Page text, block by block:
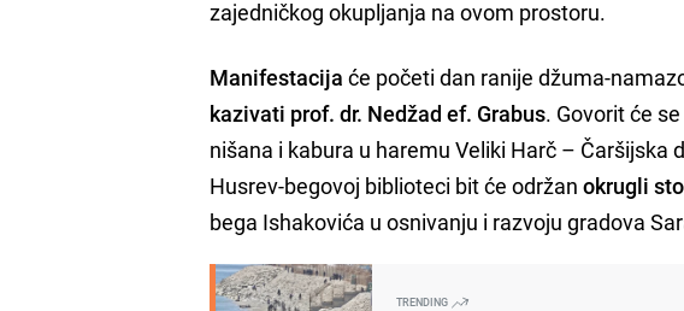
zajedničkog okupljanja na ovom prostoru.
Manifestacija će početi dan ranije džuma-
kazivati prof. dr. Nedžad ef. Grabus. Govorit će
nišana i kabura u haremu Veliki Harč –
Husrev-begovoj biblioteci bit će održanokrugli sto
bega Ishakovića u osnivanju i razvoju gradova
TRENDING